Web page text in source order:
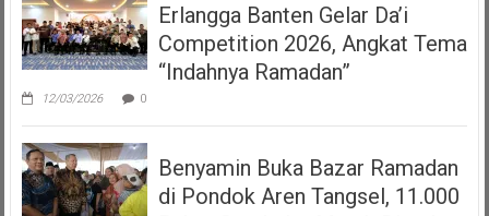
Erlangga Banten Gelar Da’i
Competition 2026, Angkat Tema
“Indahnya Ramadan”
12/03/2026 0
Benyamin Buka Bazar Ramadan
di Pondok Aren Tangsel, 11.000